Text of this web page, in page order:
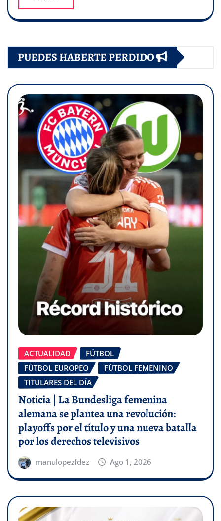
PUEDES HABERTE PERDIDO
ACTUALIDAD
FÚTBOL
FÚTBOL EUROPEO
FÚTBOL FEMENINO
TITULARES DEL DÍA
Noticia | La Bundesliga femenina
alemana se plantea una revolución:
playoffs por el título y una nueva batalla
por los derechos televisivos
manulopezfdez Ago 1, 2026